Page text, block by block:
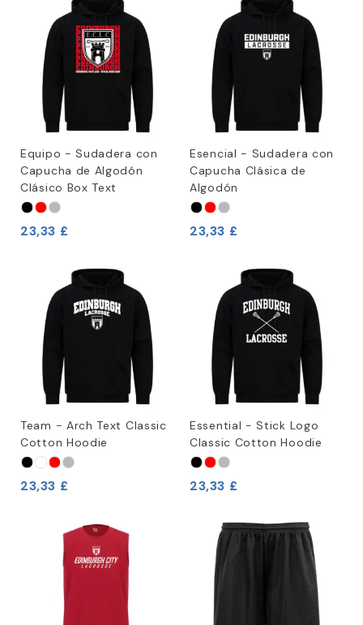
Equipo - Sudadera con
Capucha de Algodón
Clásico Box Text
23,33 £
Esencial - Sudadera con
Capucha Clásica de
Algodón
23,33 £
Team - Arch Text Classic
Cotton Hoodie
23,33 £
Essential - Stick Logo
Classic Cotton Hoodie
23,33 £